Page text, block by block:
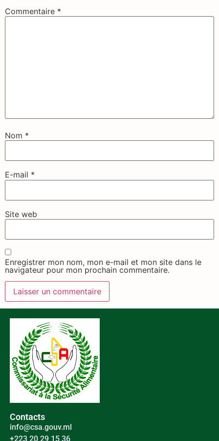
Commentaire *
Nom *
E-mail *
Site web
Enregistrer mon nom, mon e-mail et mon site dans le
navigateur pour mon prochain commentaire.
Contacts
info@csa.gouv.ml
+223 20 29 15 36